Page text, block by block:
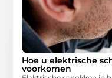
Hoe u elektrische
voorkomen